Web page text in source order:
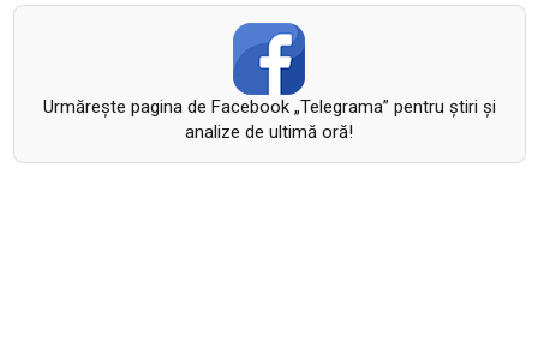
Urmăreşte pagina de Facebook „Telegrama” pentru ştiri şi
analize de ultimă oră!